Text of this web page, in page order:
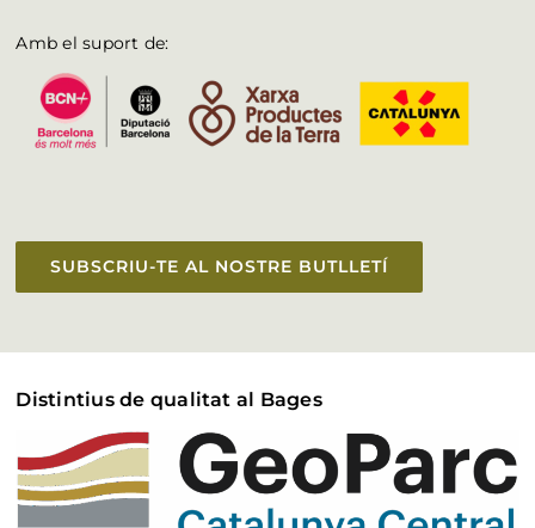
Amb el suport de:
SUBSCRIU-TE AL NOSTRE BUTLLETÍ
Distintius de qualitat al Bages